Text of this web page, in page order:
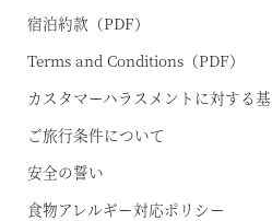
RESERVE飛騨高山 In 東急ステ
RESERVE京都東山
In THE HOTEL
宿泊約款（PDF）
Terms and Conditions（PDF）
カスタマーハラスメントに対する
ご旅行条件について
安全の誓い
食物アレルギー対応ポリシー